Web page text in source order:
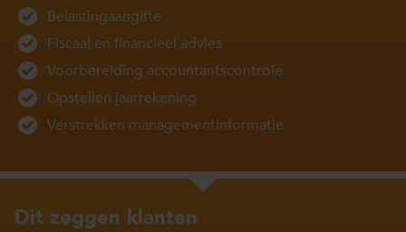
Belastingaangifte
Fiscaal en financieel advies
Voorbereiding accountantscontrole
Opstellen jaarrekening
Verstrekken managementinformatie
Dit zeggen klanten